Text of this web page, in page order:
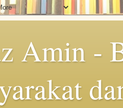
Amin -